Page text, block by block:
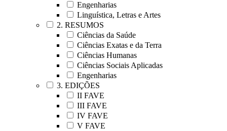
Engenharias
Linguística, Letras e Artes
2. RESUMOS
Ciências da Saúde
Ciências Exatas e da Terra
Ciências Humanas
Ciências Sociais Aplicadas
Engenharias
3. EDIÇÕES
II FAVE
III FAVE
IV FAVE
V FAVE